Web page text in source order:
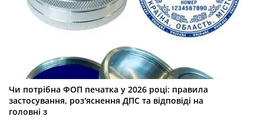
Чи потрібна ФОП печатка у 2026 році: правила
застосування, роз'яснення ДПС та відповіді на
головні з